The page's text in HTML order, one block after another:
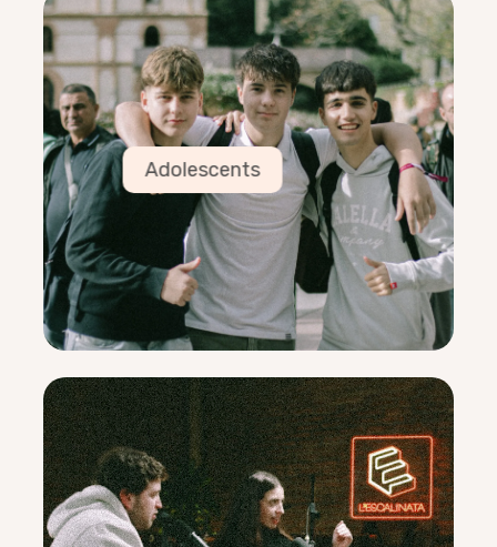
Adolescents
Adolescents
COORDINADORS
Elisabet Serra
25/02/1998
No m’he trencat cap os però m’he obert la cara
i el cap 7 vegades
EQUIP
Monica Novella, Elrome Harvey, Dani Visús,
Gonzalo Llopis, Esther Visús, Judith Sanchez,
Irene Aibar, Dani Voz, Emma Romero, Alberto
Villar
Podcast
PRESENTADORS
Yago Solà
28/08/1997
Apassionat de les motos i de la musica